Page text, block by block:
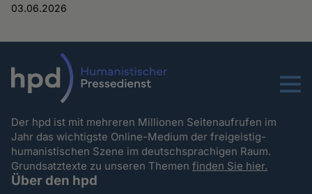
03.06.2026
Menu
Der hpd ist mit mehreren Millionen Seitenaufrufen im
Jahr das wichtigste Online-Medium der freigeistig-
humanistischen Szene im deutschsprachigen Raum.
Grundsatztexte zu unseren Themenfinden Sie hier.
Über den hpd